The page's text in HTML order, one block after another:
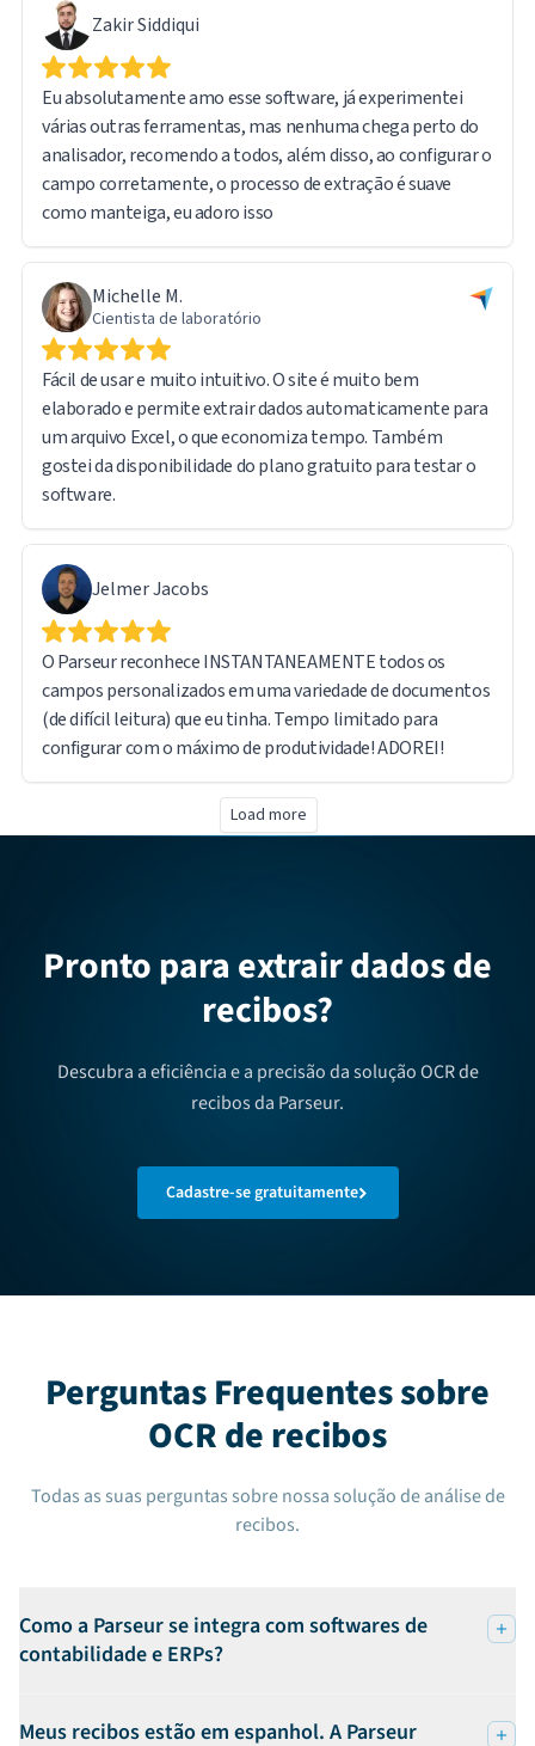
Zakir Siddiqui
Eu absolutamente amo esse software, já experimentei
várias outras ferramentas, mas nenhuma chega perto do
analisador, recomendo a todos, além disso, ao configurar o
campo corretamente, o processo de extração é suave
como manteiga, eu adoro isso
Michelle M.
Cientista de laboratório
Fácil de usar e muito intuitivo. O site é muito bem
elaborado e permite extrair dados automaticamente para
um arquivo Excel, o que economiza tempo. Também
gostei da disponibilidade do plano gratuito para testar o
software.
Jelmer Jacobs
O Parseur reconhece INSTANTANEAMENTE todos os
campos personalizados em uma variedade de documentos
(de difícil leitura) que eu tinha. Tempo limitado para
configurar com o máximo de produtividade! ADOREI!
Load more
Pronto para extrair dados de
recibos?
Descubra a eficiência e a precisão da solução OCR de
recibos da Parseur.
Cadastre-se gratuitamente
Perguntas Frequentes sobre
OCR de recibos
Todas as suas perguntas sobre nossa solução de análise de
recibos.
Como a Parseur se integra com softwares de
contabilidade e ERPs?
Meus recibos estão em espanhol. A Parseur